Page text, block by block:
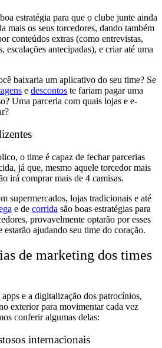
estratégia para que o clube junte ainda
mais os seus torcedores, dando também
conteúdos extras (como entrevistas,
escalações antecipadas), e criar até uma
baixaria um aplicativo do seu time? Se
e descontos te fariam pagar uma
Uma parceria com quais lojas e e-
o time é capaz de fechar parcerias
já que, mesmo aquele torcedor mais
irá comprar mais de 4 camisas.
supermercados, lojas tradicionais e até
e de corrida são boas estratégias para
provavelmente optarão por esses
estarão ajudando seu time do coração.
de marketing dos times
e a digitalização dos patrocínios,
exterior para movimentar cada vez
conferir algumas delas:
internacionais